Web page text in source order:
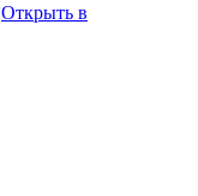
Открыть в